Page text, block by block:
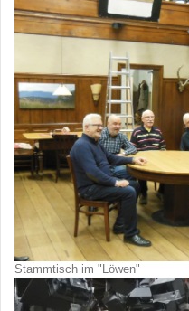
Stammtisch im "Löwen"